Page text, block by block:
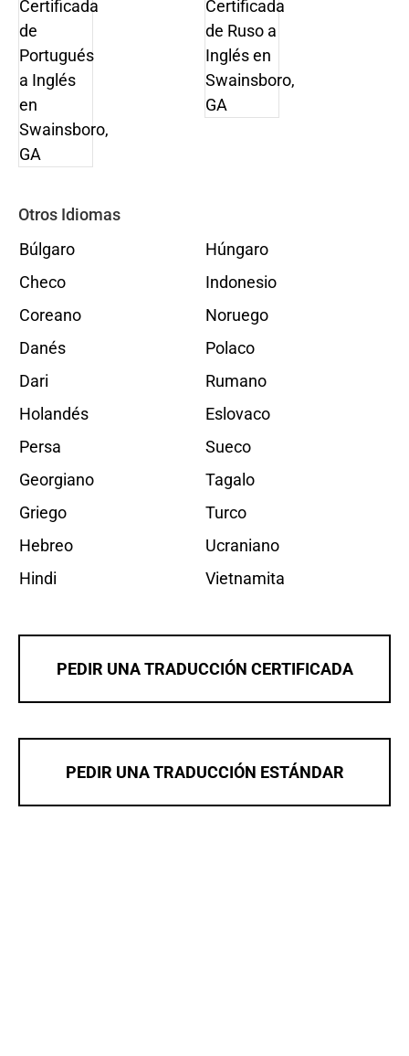
Otros Idiomas
Búlgaro
Checo
Coreano
Danés
Dari
Holandés
Persa
Georgiano
Griego
Hebreo
Hindi
Húngaro
Indonesio
Noruego
Polaco
Rumano
Eslovaco
Sueco
Tagalo
Turco
Ucraniano
Vietnamita
PEDIR UNA TRADUCCIÓN CERTIFICADA
PEDIR UNA TRADUCCIÓN ESTÁNDAR